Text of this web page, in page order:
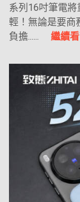
系列16吋筆電
輕！無論是要商
負擔...... 繼續